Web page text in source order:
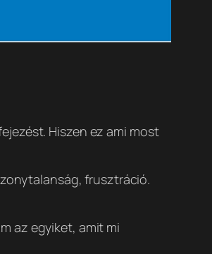
Hiszen ez ami most
frusztráció.
az egyiket, amit mi